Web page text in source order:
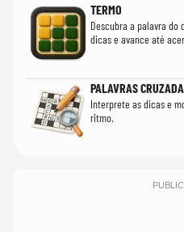
TERMO
Descubra a palavra do
dicas e avance até
PALAVRAS
Interprete as dicas e
ritmo.